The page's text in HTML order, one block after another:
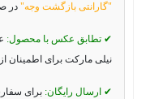
"گارانتی بازگشت وجه" در
✔ تطابق عکس با محصول:
نیلی مارکت برای اطمینان
✔ ارسال رایگان: